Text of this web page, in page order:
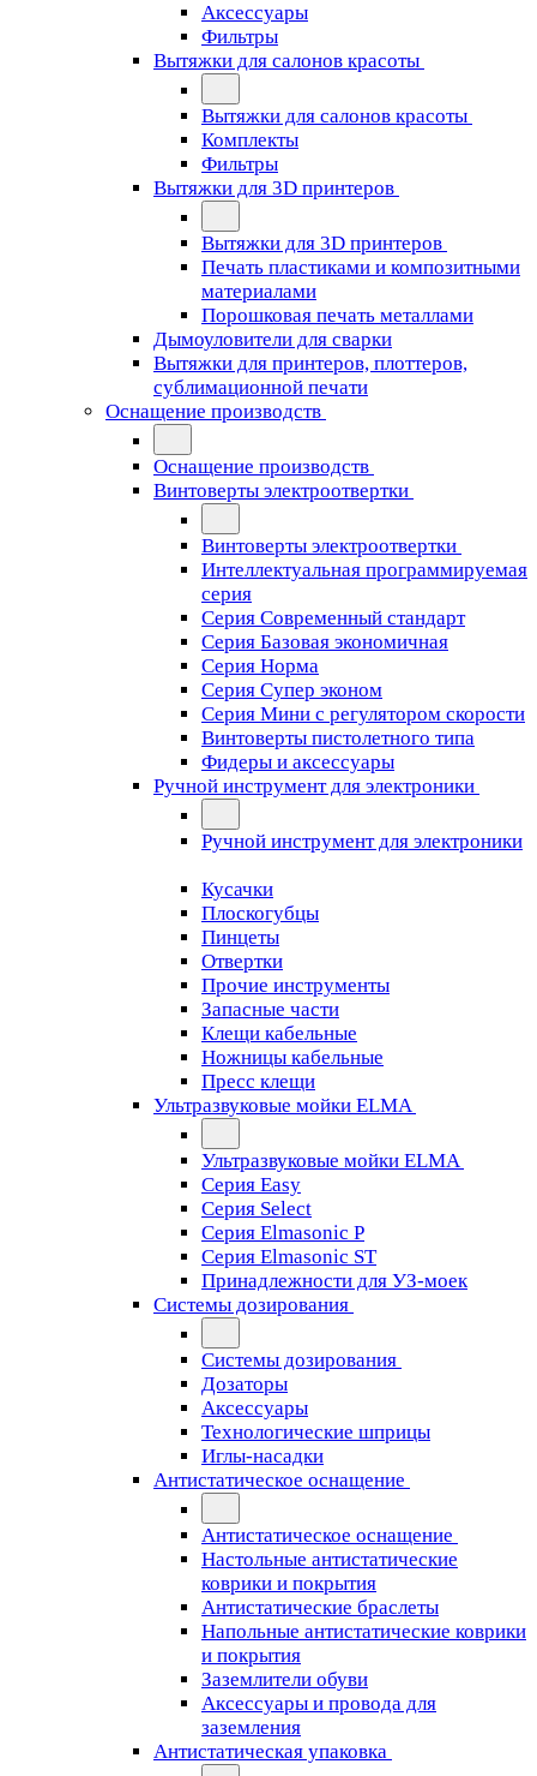
Аксессуары
Фильтры
Вытяжки для салонов красоты
Вытяжки для салонов красоты
Комплекты
Фильтры
Вытяжки для 3D принтеров
Вытяжки для 3D принтеров
Печать пластиками и композитными
материалами
Порошковая печать металлами
Дымоуловители для сварки
Вытяжки для принтеров, плоттеров,
сублимационной печати
Оснащение производств
Оснащение производств
Винтоверты электроотвертки
Винтоверты электроотвертки
Интеллектуальная программируемая
серия
Серия Современный стандарт
Серия Базовая экономичная
Серия Норма
Серия Cупер эконом
Серия Мини с регулятором скорости
Винтоверты пистолетного типа
Фидеры и аксессуары
Ручной инструмент для электроники
Ручной инструмент для электроники
Кусачки
Плоскогубцы
Пинцеты
Отвертки
Прочие инструменты
Запасные части
Клещи кабельные
Ножницы кабельные
Пресс клещи
Ультразвуковые мойки ELMA
Ультразвуковые мойки ELMA
Серия Easy
Серия Select
Серия Elmasonic P
Серия Elmasonic ST
Принадлежности для УЗ-моек
Системы дозирования
Системы дозирования
Дозаторы
Аксессуары
Технологические шприцы
Иглы-насадки
Антистатическое оснащение
Антистатическое оснащение
Настольные антистатические
коврики и покрытия
Антистатические браслеты
Напольные антистатические коврики
и покрытия
Заземлители обуви
Аксессуары и провода для
заземления
Антистатическая упаковка